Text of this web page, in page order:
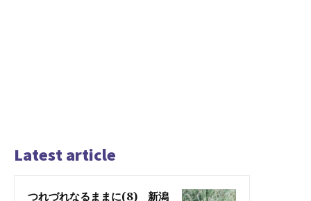
Latest article
つれづれなるままに(8) 新潟